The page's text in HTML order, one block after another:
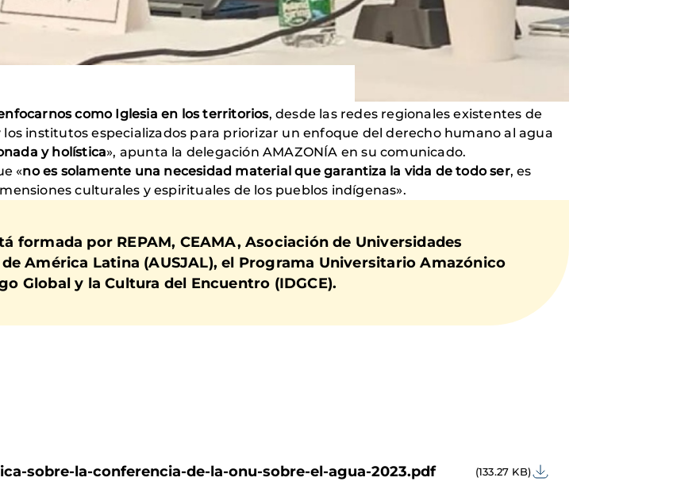
como Iglesia en los territorios, desde las redes regionales existentes de
institutos especializados para priorizar un enfoque del derecho humano al agua
y holística», apunta la delegación AMAZONÍA en su comunicado.
«no es solamente una necesidad material que garantiza la vida de todo ser, es
culturales y espirituales de los pueblos indígenas».
formada por REPAM, CEAMA, Asociación de Universidades
América Latina (AUSJAL), el Programa Universitario Amazónico
Global y la Cultura del Encuentro (IDGCE).
sobre-la-conferencia-de-la-onu-sobre-el-agua-2023.pdf (133.27 KB)